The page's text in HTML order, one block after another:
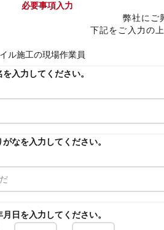
必要事項入力
弊社にご
下記をご入力の
ル施工の現場作業員
を入力してください。
がなを入力してください。
月日を入力してください。